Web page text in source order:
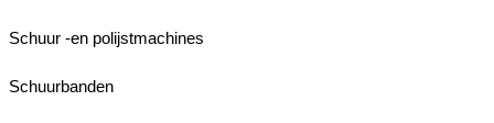
Schuur -en polijstmachines
Schuurbanden